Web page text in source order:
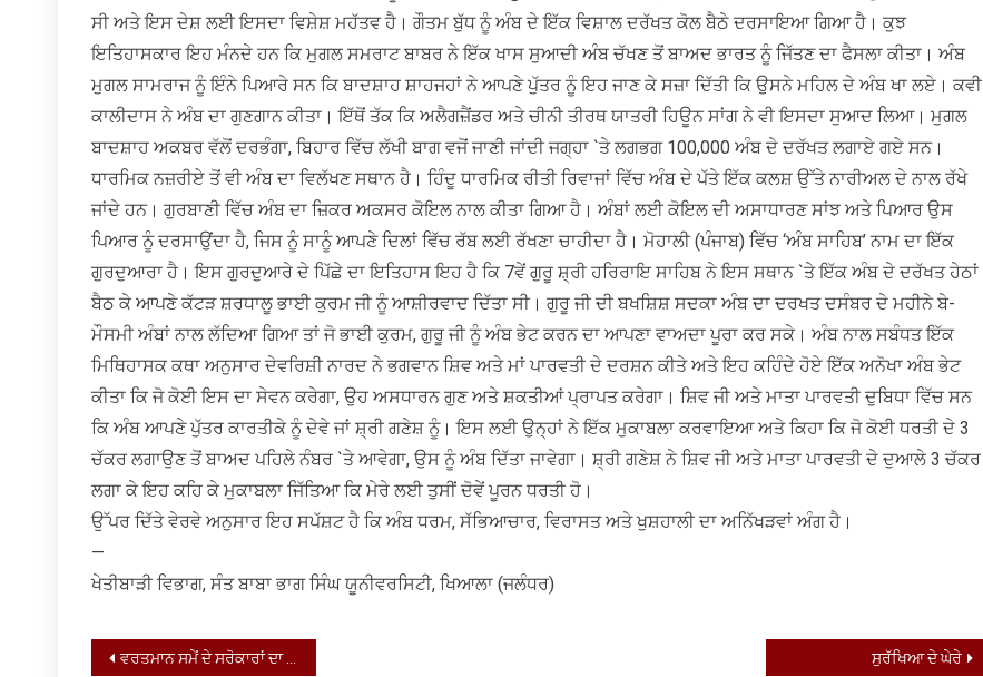
ਸੀ ਅਤੇ ਇਸ ਦੇਸ਼ ਲਈ ਇਸਦਾ ਵਿਸ਼ੇਸ਼ ਮਹੱਤਵ ਹੈ। ਗੌਤਮ ਬੁੱਧ ਨੂੰ ਅੰਬ ਦੇ ਇੱਕ ਵਿਸ਼ਾਲ ਦਰੱਖਤ ਕੋਲ ਬੈਠੇ ਦਰਸਾਇਆ ਗਿਆ ਹੈ। ਕੁਝ
ਇਤਿਹਾਸਕਾਰ ਇਹ ਮੰਨਦੇ ਹਨ ਕਿ ਮੁਗਲ ਸਮਰਾਟ ਬਾਬਰ ਨੇ ਇੱਕ ਖਾਸ ਸੁਆਦੀ ਅੰਬ ਚੱਖਣ ਤੋਂ ਬਾਅਦ ਭਾਰਤ ਨੂੰ ਜਿੱਤਣ ਦਾ ਫੈਸਲਾ ਕੀਤਾ। ਅੰਬ
ਮੁਗਲ ਸਾਮਰਾਜ ਨੂੰ ਇੰਨੇ ਪਿਆਰੇ ਸਨ ਕਿ ਬਾਦਸ਼ਾਹ ਸ਼ਾਹਜਹਾਂ ਨੇ ਆਪਣੇ ਪੁੱਤਰ ਨੂੰ ਇਹ ਜਾਣ ਕੇ ਸਜ਼ਾ ਦਿੱਤੀ ਕਿ ਉਸਨੇ ਮਹਿਲ ਦੇ ਅੰਬ ਖਾ ਲਏ। ਕਵੀ
ਕਾਲੀਦਾਸ ਨੇ ਅੰਬ ਦਾ ਗੁਣਗਾਨ ਕੀਤਾ। ਇੱਥੋਂ ਤੱਕ ਕਿ ਅਲੈਗਜ਼ੈਂਡਰ ਅਤੇ ਚੀਨੀ ਤੀਰਥ ਯਾਤਰੀ ਹਿਊਨ ਸਾਂਗ ਨੇ ਵੀ ਇਸਦਾ ਸੁਆਦ ਲਿਆ। ਮੁਗਲ
ਬਾਦਸ਼ਾਹ ਅਕਬਰ ਵੱਲੋਂ ਦਰਭੰਗਾ, ਬਿਹਾਰ ਵਿੱਚ ਲੱਖੀ ਬਾਗ ਵਜੋਂ ਜਾਣੀ ਜਾਂਦੀ ਜਗ੍ਹਾ `ਤੇ ਲਗਭਗ 100,000 ਅੰਬ ਦੇ ਦਰੱਖਤ ਲਗਾਏ ਗਏ ਸਨ।
ਧਾਰਮਿਕ ਨਜ਼ਰੀਏ ਤੋਂ ਵੀ ਅੰਬ ਦਾ ਵਿਲੱਖਣ ਸਥਾਨ ਹੈ। ਹਿੰਦੂ ਧਾਰਮਿਕ ਰੀਤੀ ਰਿਵਾਜਾਂ ਵਿੱਚ ਅੰਬ ਦੇ ਪੱਤੇ ਇੱਕ ਕਲਸ਼ ਉੱਤੇ ਨਾਰੀਅਲ ਦੇ ਨਾਲ ਰੱਖੇ
ਜਾਂਦੇ ਹਨ। ਗੁਰਬਾਣੀ ਵਿੱਚ ਅੰਬ ਦਾ ਜ਼ਿਕਰ ਅਕਸਰ ਕੋਇਲ ਨਾਲ ਕੀਤਾ ਗਿਆ ਹੈ। ਅੰਬਾਂ ਲਈ ਕੋਇਲ ਦੀ ਅਸਾਧਾਰਣ ਸਾਂਝ ਅਤੇ ਪਿਆਰ ਉਸ
ਪਿਆਰ ਨੂੰ ਦਰਸਾਉਂਦਾ ਹੈ, ਜਿਸ ਨੂੰ ਸਾਨੂੰ ਆਪਣੇ ਦਿਲਾਂ ਵਿੱਚ ਰੱਬ ਲਈ ਰੱਖਣਾ ਚਾਹੀਦਾ ਹੈ। ਮੋਹਾਲੀ (ਪੰਜਾਬ) ਵਿੱਚ ‘ਅੰਬ ਸਾਹਿਬ’ ਨਾਮ ਦਾ ਇੱਕ
ਗੁਰਦੁਆਰਾ ਹੈ। ਇਸ ਗੁਰਦੁਆਰੇ ਦੇ ਪਿੱਛੇ ਦਾ ਇਤਿਹਾਸ ਇਹ ਹੈ ਕਿ 7ਵੇਂ ਗੁਰੂ ਸ਼੍ਰੀ ਹਰਿਰਾਇ ਸਾਹਿਬ ਨੇ ਇਸ ਸਥਾਨ `ਤੇ ਇੱਕ ਅੰਬ ਦੇ ਦਰੱਖਤ ਹੇਠਾਂ
ਬੈਠ ਕੇ ਆਪਣੇ ਕੱਟੜ ਸ਼ਰਧਾਲੂ ਭਾਈ ਕੁਰਮ ਜੀ ਨੂੰ ਆਸ਼ੀਰਵਾਦ ਦਿੱਤਾ ਸੀ। ਗੁਰੂ ਜੀ ਦੀ ਬਖਸ਼ਿਸ਼ ਸਦਕਾ ਅੰਬ ਦਾ ਦਰਖਤ ਦਸੰਬਰ ਦੇ ਮਹੀਨੇ ਬੇ-
ਮੌਸਮੀ ਅੰਬਾਂ ਨਾਲ ਲੱਦਿਆ ਗਿਆ ਤਾਂ ਜੋ ਭਾਈ ਕੁਰਮ, ਗੁਰੂ ਜੀ ਨੂੰ ਅੰਬ ਭੇਟ ਕਰਨ ਦਾ ਆਪਣਾ ਵਾਅਦਾ ਪੂਰਾ ਕਰ ਸਕੇ। ਅੰਬ ਨਾਲ ਸਬੰਧਤ ਇੱਕ
ਮਿਥਿਹਾਸਕ ਕਥਾ ਅਨੁਸਾਰ ਦੇਵਰਿਸ਼ੀ ਨਾਰਦ ਨੇ ਭਗਵਾਨ ਸ਼ਿਵ ਅਤੇ ਮਾਂ ਪਾਰਵਤੀ ਦੇ ਦਰਸ਼ਨ ਕੀਤੇ ਅਤੇ ਇਹ ਕਹਿੰਦੇ ਹੋਏ ਇੱਕ ਅਨੋਖਾ ਅੰਬ ਭੇਟ
ਕੀਤਾ ਕਿ ਜੋ ਕੋਈ ਇਸ ਦਾ ਸੇਵਨ ਕਰੇਗਾ, ਉਹ ਅਸਧਾਰਨ ਗੁਣ ਅਤੇ ਸ਼ਕਤੀਆਂ ਪ੍ਰਾਪਤ ਕਰੇਗਾ। ਸ਼ਿਵ ਜੀ ਅਤੇ ਮਾਤਾ ਪਾਰਵਤੀ ਦੁਬਿਧਾ ਵਿੱਚ ਸਨ
ਕਿ ਅੰਬ ਆਪਣੇ ਪੁੱਤਰ ਕਾਰਤੀਕੇ ਨੂੰ ਦੇਵੇ ਜਾਂ ਸ਼੍ਰੀ ਗਣੇਸ਼ ਨੂੰ। ਇਸ ਲਈ ਉਨ੍ਹਾਂ ਨੇ ਇੱਕ ਮੁਕਾਬਲਾ ਕਰਵਾਇਆ ਅਤੇ ਕਿਹਾ ਕਿ ਜੋ ਕੋਈ ਧਰਤੀ ਦੇ 3
ਚੱਕਰ ਲਗਾਉਣ ਤੋਂ ਬਾਅਦ ਪਹਿਲੇ ਨੰਬਰ `ਤੇ ਆਵੇਗਾ, ਉਸ ਨੂੰ ਅੰਬ ਦਿੱਤਾ ਜਾਵੇਗਾ। ਸ਼੍ਰੀ ਗਣੇਸ਼ ਨੇ ਸ਼ਿਵ ਜੀ ਅਤੇ ਮਾਤਾ ਪਾਰਵਤੀ ਦੇ ਦੁਆਲੇ 3 ਚੱਕਰ
ਲਗਾ ਕੇ ਇਹ ਕਹਿ ਕੇ ਮੁਕਾਬਲਾ ਜਿੱਤਿਆ ਕਿ ਮੇਰੇ ਲਈ ਤੁਸੀਂ ਦੋਵੇਂ ਪੂਰਨ ਧਰਤੀ ਹੋ।
ਉੱਪਰ ਦਿੱਤੇ ਵੇਰਵੇ ਅਨੁਸਾਰ ਇਹ ਸਪੱਸ਼ਟ ਹੈ ਕਿ ਅੰਬ ਧਰਮ, ਸੱਭਿਆਚਾਰ, ਵਿਰਾਸਤ ਅਤੇ ਖੁਸ਼ਹਾਲੀ ਦਾ ਅਨਿੱਖੜਵਾਂ ਅੰਗ ਹੈ।
—
ਖੇਤੀਬਾੜੀ ਵਿਭਾਗ, ਸੰਤ ਬਾਬਾ ਭਾਗ ਸਿੰਘ ਯੂਨੀਵਰਸਿਟੀ, ਖਿਆਲਾ (ਜਲੰਧਰ)
Post
ਵਰਤਮਾਨ ਸਮੇਂ ਦੇ ਸਰੋਕਾਰਾਂ ਦਾ ਸ਼ੀਸ਼ਾ ਹੈ ‘ਖਿਆਲ ਤੋਂ ਤਹਿਰੀਰ ਤੱਕ’ ਸੁਰੱਖਿਆ ਦੇ ਘੇਰੇ